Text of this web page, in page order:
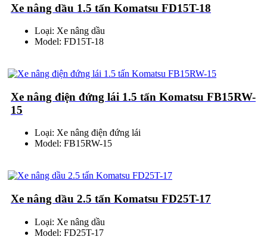
Xe nâng dầu 1.5 tấn Komatsu FD15T-18
Loại: Xe nâng dầu
Model: FD15T-18
Xe nâng điện đứng lái 1.5 tấn Komatsu FB15RW-
15
Loại: Xe nâng điện đứng lái
Model: FB15RW-15
Xe nâng dầu 2.5 tấn Komatsu FD25T-17
Loại: Xe nâng dầu
Model: FD25T-17